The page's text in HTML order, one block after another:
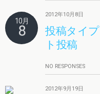
10月
8
2012年10月8日
投稿タイ
ト投稿
NO RESPONSES
2012年9月19日